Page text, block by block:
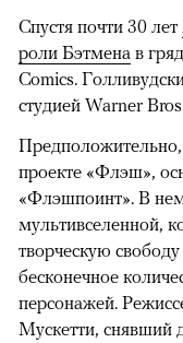
Спустя почти 30 лет
роли Бэтмена в
Comics.
студией Warner
проекте «Флэш»,
«Флэшпоинт». В
мультивселенной,
творческую
бесконечное
персонажей.
Мускетти, снявший